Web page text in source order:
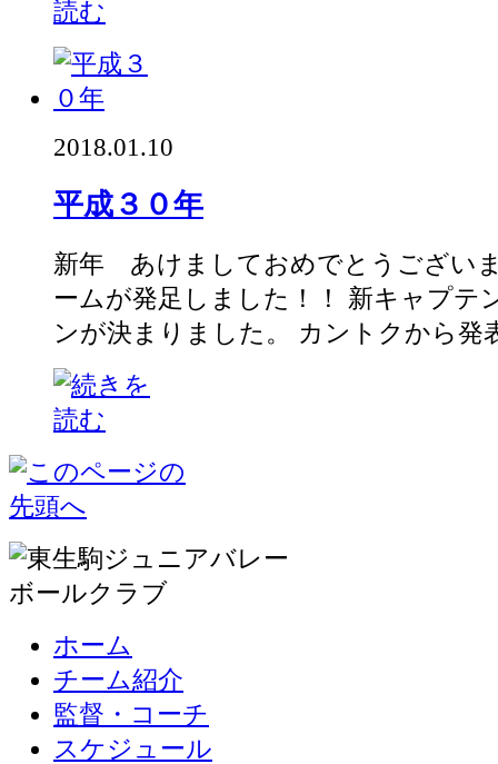
2018.01.10
平成３０年
新年 あけましておめでとうござい
ームが発足しました！！ 新キャプテ
ンが決まりました。 カントクから発
ホーム
チーム紹介
監督・コーチ
スケジュール